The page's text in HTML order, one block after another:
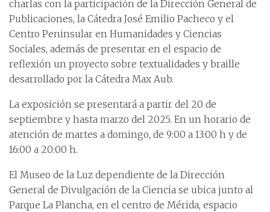
charlas con la participación de la Dirección General de
Publicaciones, la Cátedra José Emilio Pacheco y el
Centro Peninsular en Humanidades y Ciencias
Sociales, además de presentar en el espacio de
reflexión un proyecto sobre textualidades y braille
desarrollado por la Cátedra Max Aub.
La exposición se presentará a partir del 20 de
septiembre y hasta marzo del 2025. En un horario de
atención de martes a domingo, de 9:00 a 13:00 h y de
16:00 a 20:00 h.
El Museo de la Luz dependiente de la Dirección
General de Divulgación de la Ciencia se ubica junto al
Parque La Plancha, en el centro de Mérida, espacio